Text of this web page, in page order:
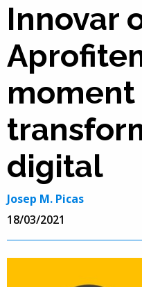
Innovar
moment
digital
Josep M. Picas
18/03/2021